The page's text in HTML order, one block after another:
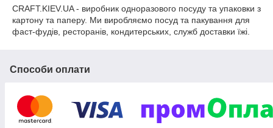
CRAFT.KIEV.UA - виробник одноразового посуду та упаковки з
картону та паперу. Ми виробляємо посуд та пакування для
фаст-фудів, ресторанів, кондитерських, служб доставки їжі.
Способи оплати